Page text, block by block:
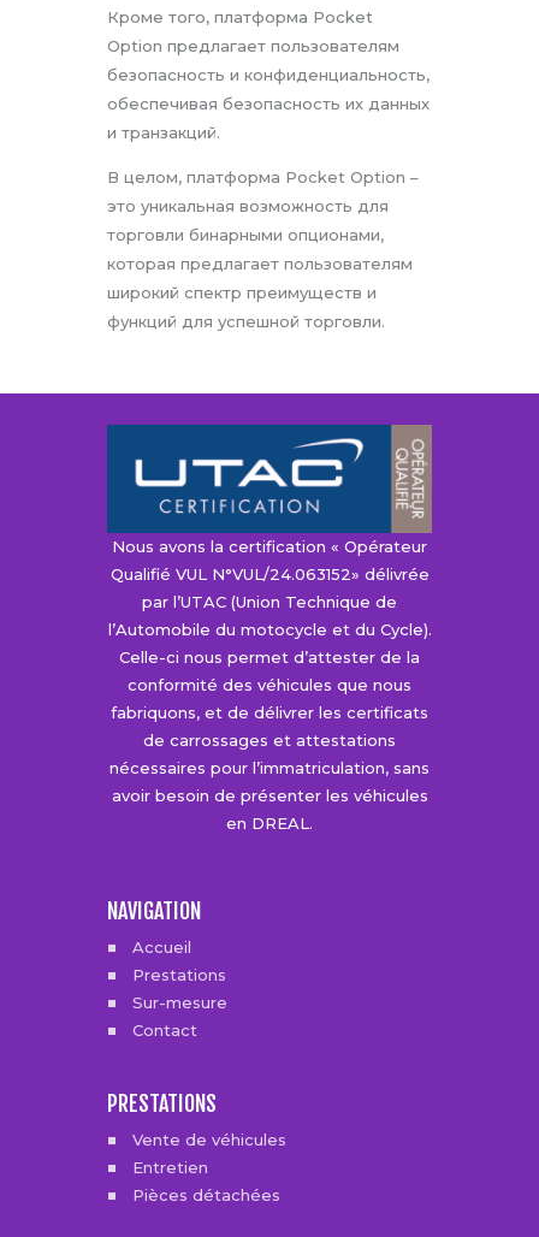
Кроме того, платформа Pocket
Option предлагает пользователям
безопасность и конфиденциальность,
обеспечивая безопасность их данных
и транзакций.
В целом, платформа Pocket Option –
это уникальная возможность для
торговли бинарными опционами,
которая предлагает пользователям
широкий спектр преимуществ и
функций для успешной торговли.
Nous avons la certification « Opérateur
Qualifié VUL N°VUL/24.063152» délivrée
par l’UTAC (Union Technique de
l’Automobile du motocycle et du Cycle).
Celle-ci nous permet d’attester de la
conformité des véhicules que nous
fabriquons, et de délivrer les certificats
de carrossages et attestations
nécessaires pour l’immatriculation, sans
avoir besoin de présenter les véhicules
en DREAL.
NAVIGATION
Accueil
Prestations
Sur-mesure
Contact
PRESTATIONS
Vente de véhicules
Entretien
Pièces détachées